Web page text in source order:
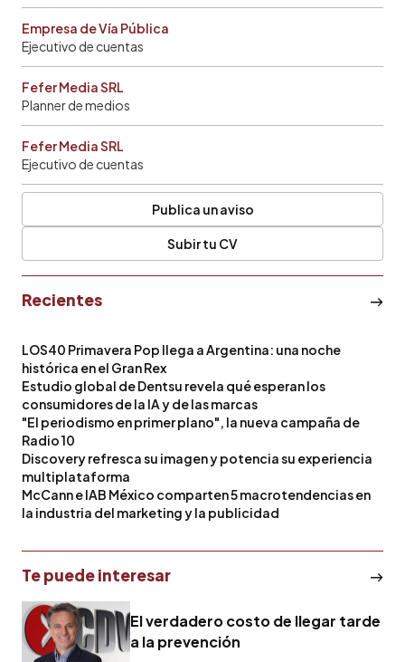
Empresa de Vía Pública
Ejecutivo de cuentas
Fefer Media SRL
Planner de medios
Fefer Media SRL
Ejecutivo de cuentas
Publica un aviso
Subir tu CV
Recientes
LOS40 Primavera Pop llega a Argentina: una noche
histórica en el Gran Rex
Estudio global de Dentsu revela qué esperan los
consumidores de la IA y de las marcas
"El periodismo en primer plano", la nueva campaña de
Radio 10
Discovery refresca su imagen y potencia su experiencia
multiplataforma
McCann e IAB México comparten 5 macrotendencias en
la industria del marketing y la publicidad
Te puede interesar
El verdadero costo de llegar tarde
a la prevención